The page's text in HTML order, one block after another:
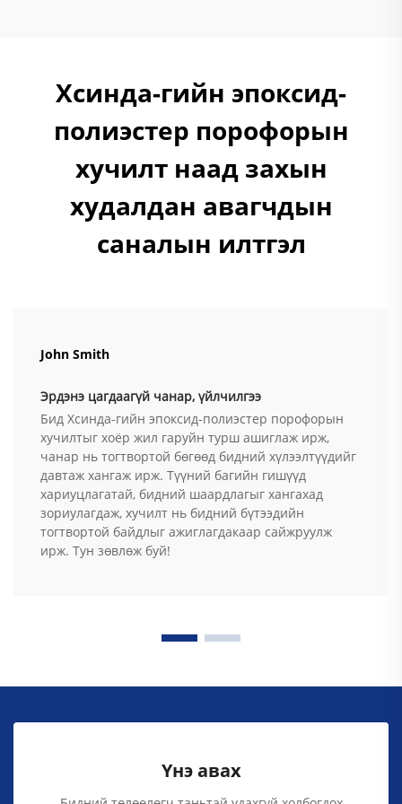
Хсинда-гийн эпоксид-
полиэстер порофорын
хучилт наад захын
худалдан авагчдын
саналын илтгэл
John Smith
Эрдэнэ цагдаагүй чанар, үйлчилгээ
Бид Хсинда-гийн эпоксид-полиэстер порофорын
хучилтыг хоёр жил гаруйн турш ашиглаж ирж,
чанар нь тогтвортой бөгөөд бидний хүлээлтүүдийг
давтаж хангаж ирж. Түүний багийн гишүүд
хариуцлагатай, бидний шаардлагыг хангахад
зориулагдаж, хучилт нь бидний бүтээдийн
тогтвортой байдлыг ажиглагдакаар сайжруулж
ирж. Тун зөвлөж буй!
Үнэ авах